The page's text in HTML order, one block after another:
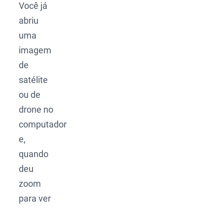
Você já
abriu
uma
imagem
de
satélite
ou de
drone no
computador
e,
quando
deu
zoom
para ver